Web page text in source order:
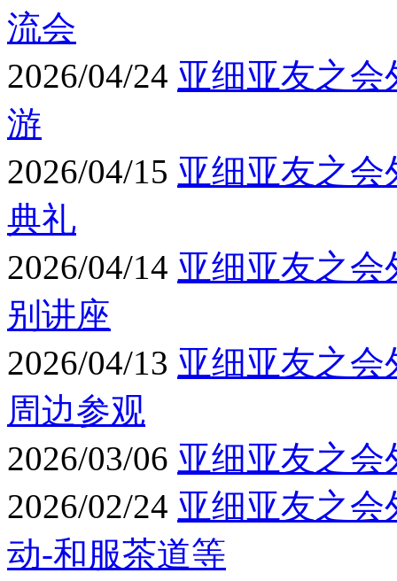
流会
2026/04/24 亚细亚友之
游
2026/04/15 亚细亚友之会
典礼
2026/04/14 亚细亚友之
别讲座
2026/04/13 亚细亚友之
周边参观
2026/03/06 亚细亚友之会
2026/02/24 亚细亚友之
动-和服茶道等